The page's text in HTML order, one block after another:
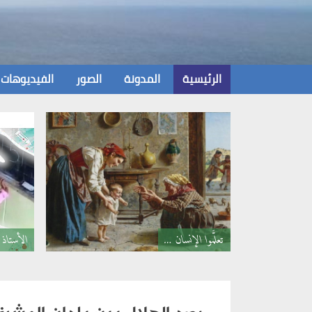
Skip
الرئيسية المدونة الصور الفيديوهات
تعلَّموا الإنسان …